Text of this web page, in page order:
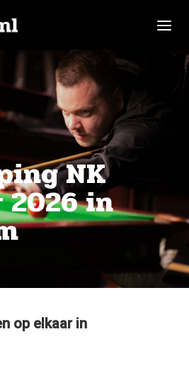
NK
2026 in
op elkaar in